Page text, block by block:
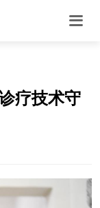
艺术
疗技术守